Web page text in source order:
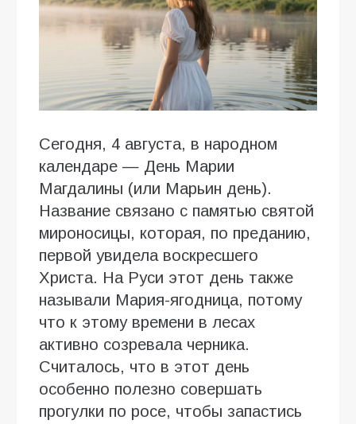
Сегодня, 4 августа, в народном
календаре — День Марии
Магдалины (или Марьин день).
Название связано с памятью святой
мироносицы, которая, по преданию,
первой увидела воскресшего
Христа. На Руси этот день также
называли Мария-ягодница, потому
что к этому времени в лесах
активно созревала черника.
Считалось, что в этот день
особенно полезно совершать
прогулки по росе, чтобы запастись